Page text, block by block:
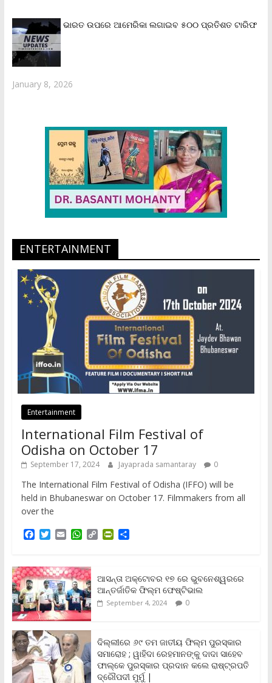
ଭାରତ ଉପରେ ଆମେରିକା ଲଗାଇବ ୫୦୦ ପ୍ରତିଶତ ଟାରିଫ
January 8, 2026
ENTERTAINMENT
Entertainment
International Film Festival of
Odisha on October 17
September 17, 2024 Jayaprada samantaray 0
The International Film Festival of Odisha (IFFO) will be
held in Bhubaneswar on October 17. Filmmakers from all
over the
F
e
b
o
o
k
T
t
t
e
r
E
i
l
W
t
s
A
p
p
C
L
i
n
k
P
t
F
r
i
d
l
y
S
e
ଆସନ୍ତା ଅକ୍ଟୋବର ୧୭ ରେ ଭୁବନେଶ୍ୱରରେ
ଆନ୍ତର୍ଜାତିକ ଫିଲ୍ମ ଫେଷ୍ଟିଭାଲ
September 4, 2024 0
ଦିଲ୍ଲୀରେ ୬୯ ତମ ଜାତୀୟ ଫିଲ୍ମ ପୁରସ୍କାର
ସମାରୋହ ; ୱାହିଦା ରେହମାନଙ୍କୁ ଦାଦା ସାହେବ
ଫାଲ୍‌କେ ପୁରସ୍କାର ପ୍ରଦାନ କଲେ ରାଷ୍ଟ୍ରପତି
ଦ୍ରୌପଦୀ ମୁର୍ମୁ |